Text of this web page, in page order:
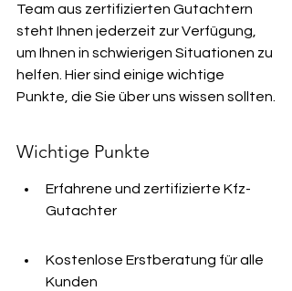
Team aus zertifizierten Gutachtern
steht Ihnen jederzeit zur Verfügung,
um Ihnen in schwierigen Situationen zu
helfen. Hier sind einige wichtige
Punkte, die Sie über uns wissen sollten.
Wichtige Punkte
Erfahrene und zertifizierte Kfz-
Gutachter
Kostenlose Erstberatung für alle
Kunden